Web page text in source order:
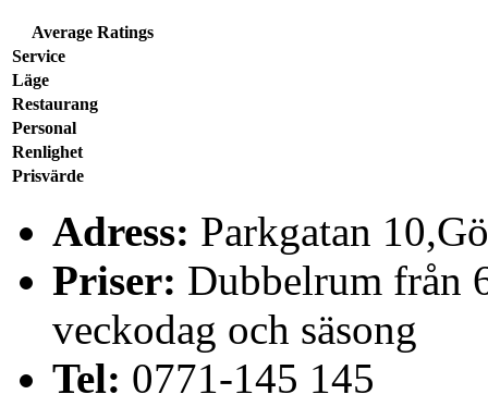
Average Ratings
Service
Läge
Restaurang
Personal
Renlighet
Prisvärde
Adress: Parkgatan
Priser: Dubbelrum från
veckodag och säsong
Tel: 0771-145 145